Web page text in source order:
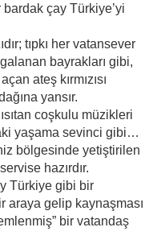
çay Türkiye’yi
tıpkı her vatansever
bayrakları gibi,
ateş kırmızısı
yansır.
coşkulu müzikleri
yaşama sevinci gibi…
bölgesinde yetiştirilen
hazırdır.
Türkiye gibi bir
araya gelip kaynaşması
bir vatandaş